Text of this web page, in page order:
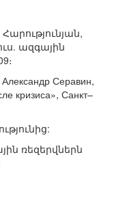
ազգային
Серавин,
кризиса», Санкт–
ռեզերվներն